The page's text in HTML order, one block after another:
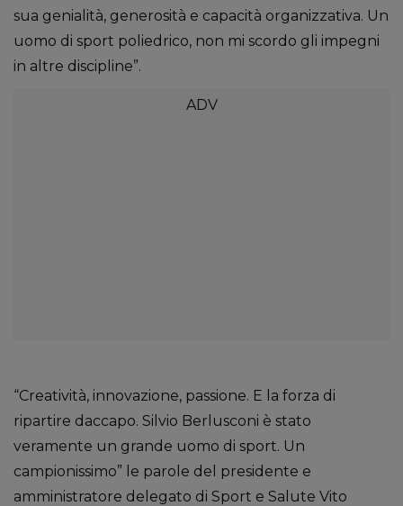
sua genialità, generosità e capacità organizzativa. Un
uomo di sport poliedrico, non mi scordo gli impegni
in altre discipline”.
“Creatività, innovazione, passione. E la forza di
ripartire daccapo. Silvio Berlusconi è stato
veramente un grande uomo di sport. Un
campionissimo” le parole del presidente e
amministratore delegato di Sport e Salute Vito